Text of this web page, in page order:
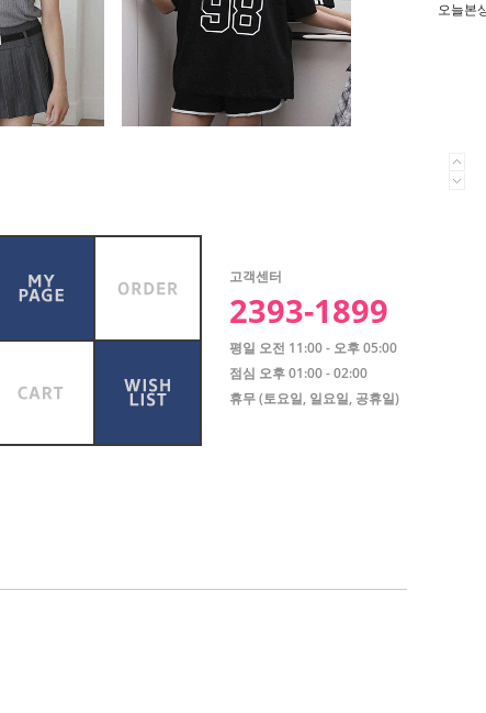
오늘본
고객센터
2393-1899
평일 오전 11:00 - 오후 05:00
점심 오후 01:00 - 02:00
휴무 (토요일, 일요일, 공휴일)